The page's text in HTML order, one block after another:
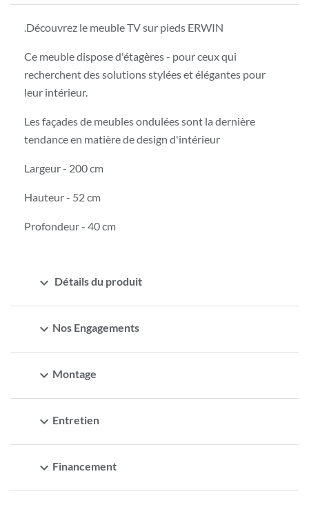
.Découvrez le meuble TV sur pieds ERWIN
Ce meuble dispose d'étagères - pour ceux qui
recherchent des solutions stylées et élégantes pour
leur intérieur.
Les façades de meubles ondulées sont la dernière
tendance en matière de design d'intérieur
Largeur - 200 cm
Hauteur - 52 cm
Profondeur - 40 cm
expand_more Détails du produit
expand_more Nos Engagements
expand_more Montage
expand_more Entretien
expand_more Financement